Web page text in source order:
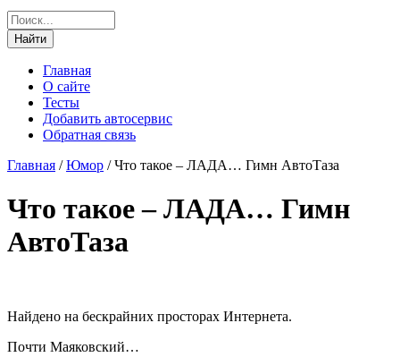
Главная
О сайте
Тесты
Добавить автосервис
Обратная связь
Главная /Юмор /Что такое – ЛАДА… Гимн АвтоТаза
Что такое – ЛАДА… Гимн
АвтоТаза
Найдено на бескрайних просторах Интернета.
Почти Маяковский…